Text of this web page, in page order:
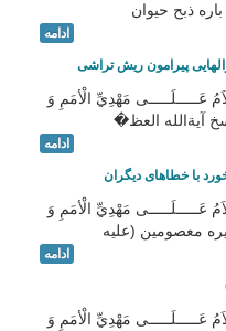
ذبح حیوان
ادامه
مَهْدِيِّ الْأمَمِ وَ
آیةالله العظ�
ادامه
مَهْدِيِّ الْأمَمِ وَ
معصومین (علیه
ادامه
مَهْدِيِّ الْأمَمِ وَ